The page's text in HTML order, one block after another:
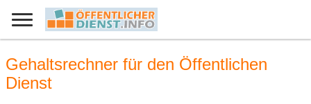
Gehaltsrechner für den Öffentlichen
Dienst